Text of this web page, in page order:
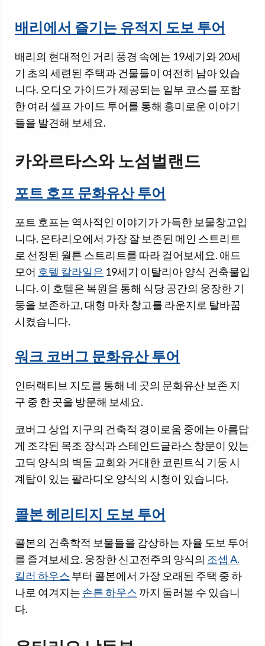
배리에서 즐기는 유적지 도보 투어
배리의 현대적인 거리 풍경 속에는 19세기와 20세
기 초의 세련된 주택과 건물들이 여전히 남아 있습
니다. 오디오 가이드가 제공되는 일부 코스를 포함
한 여러 셀프 가이드 투어를 통해 흥미로운 이야기
들을 발견해 보세요.
카와르타스와 노섬벌랜드
포트 호프 문화유산 투어
포트 호프는 역사적인 이야기가 가득한 보물창고입
니다. 온타리오에서 가장 잘 보존된 메인 스트리트
로 선정된 월튼 스트리트를 따라 걸어보세요. 애드
모어 호텔 칼라일은 19세기 이탈리아 양식 건축물입
니다. 이 호텔은 복원을 통해 식당 공간의 웅장한 기
둥을 보존하고, 대형 마차 창고를 라운지로 탈바꿈
시켰습니다.
워크 코버그 문화유산 투어
인터랙티브 지도를 통해 네 곳의 문화유산 보존 지
구 중 한 곳을 방문해 보세요.
코버그 상업 지구의 건축적 경이로움 중에는 아름답
게 조각된 목조 장식과 스테인드글라스 창문이 있는
고딕 양식의 벽돌 교회와 거대한 코린트식 기둥 시
계탑이 있는 팔라디오 양식의 시청이 있습니다.
콜본 헤리티지 도보 투어
콜본의 건축학적 보물들을 감상하는 자율 도보 투어
를 즐겨보세요. 웅장한 신고전주의 양식의 조셉 A.
킬러 하우스 부터 콜본에서 가장 오래된 주택 중 하
나로 여겨지는 손튼 하우스 까지 둘러볼 수 있습니
다.